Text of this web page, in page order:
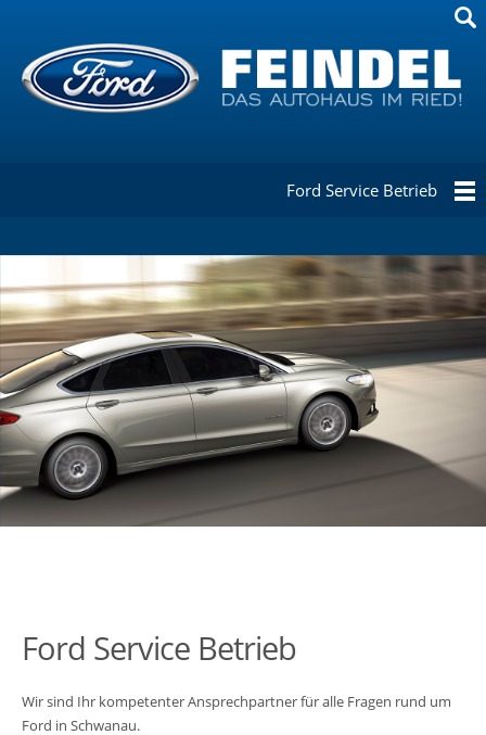
Ford Service Betrieb
Ford Service Betrieb
Wir sind Ihr kompetenter Ansprechpartner für alle Fragen rund um
Ford in Schwanau.